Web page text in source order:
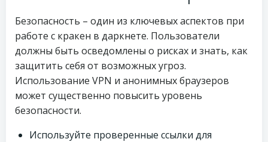
Безопасность – один из ключевых аспектов при
работе с кракен в даркнете. Пользователи
должны быть осведомлены о рисках и знать, как
защитить себя от возможных угроз.
Использование VPN и анонимных браузеров
может существенно повысить уровень
безопасности.
Используйте проверенные ссылки для